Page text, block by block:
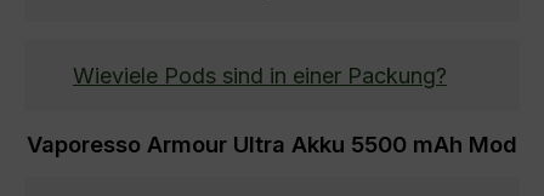
Wieviele Pods sind in einer Packung?
Vaporesso Armour Ultra Akku 5500 mAh Mod